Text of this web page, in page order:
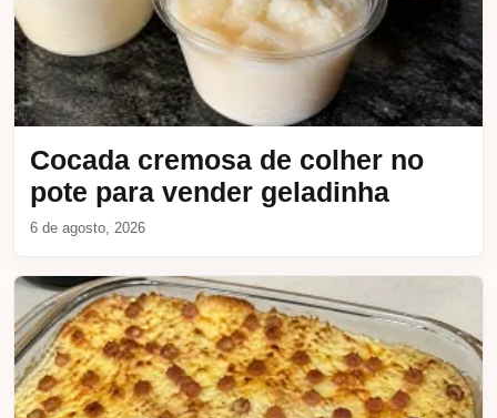
Cocada cremosa de colher no
pote para vender geladinha
6 de agosto, 2026